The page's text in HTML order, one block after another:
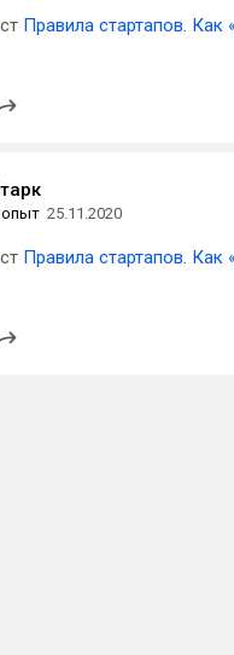
Правила стартапов. Как
25.11.2020
Правила стартапов. Как